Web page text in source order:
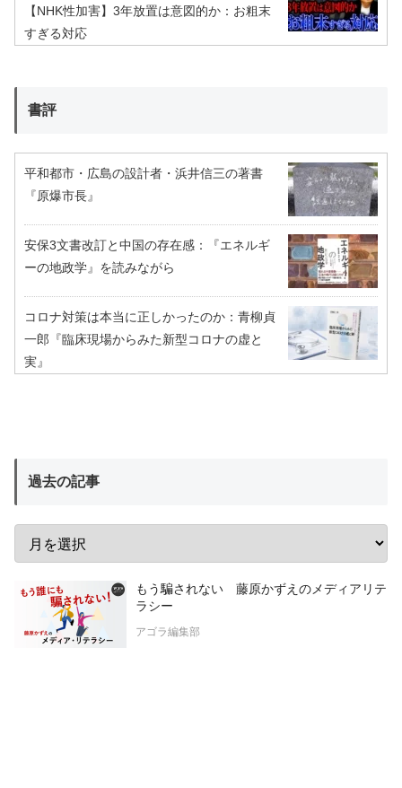
【NHK性加害】3年放置は意図的か：お粗末
すぎる対応
書評
平和都市・広島の設計者・浜井信三の著書
『原爆市長』
安保3文書改訂と中国の存在感：『エネルギ
ーの地政学』を読みながら
コロナ対策は本当に正しかったのか：青柳貞
一郎『臨床現場からみた新型コロナの虚と
実』
過去の記事
もう騙されない 藤原かずえのメディアリテ
ラシー
アゴラ編集部